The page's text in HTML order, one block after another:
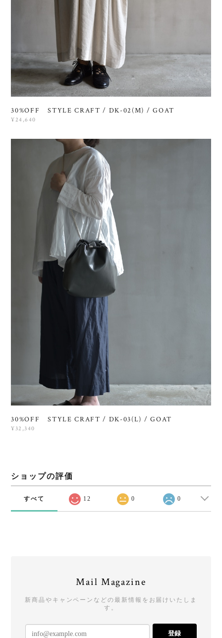
30%OFF STYLE CRAFT / DK-02(M) / GOAT
¥24,640
30%OFF STYLE CRAFT / DK-03(L) / GOAT
¥32,340
ショップの評価
すべて 12 0 0
Mail Magazine
新商品やキャンペーンなどの最新情報をお届けいたしま
す。
登録